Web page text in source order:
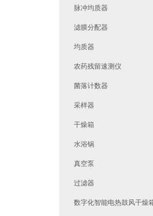
脉冲均质器
滤膜分配器
均质器
农药残留速测仪
菌落计数器
采样器
干燥箱
水浴锅
真空泵
过滤器
数字化智能电热鼓风干燥